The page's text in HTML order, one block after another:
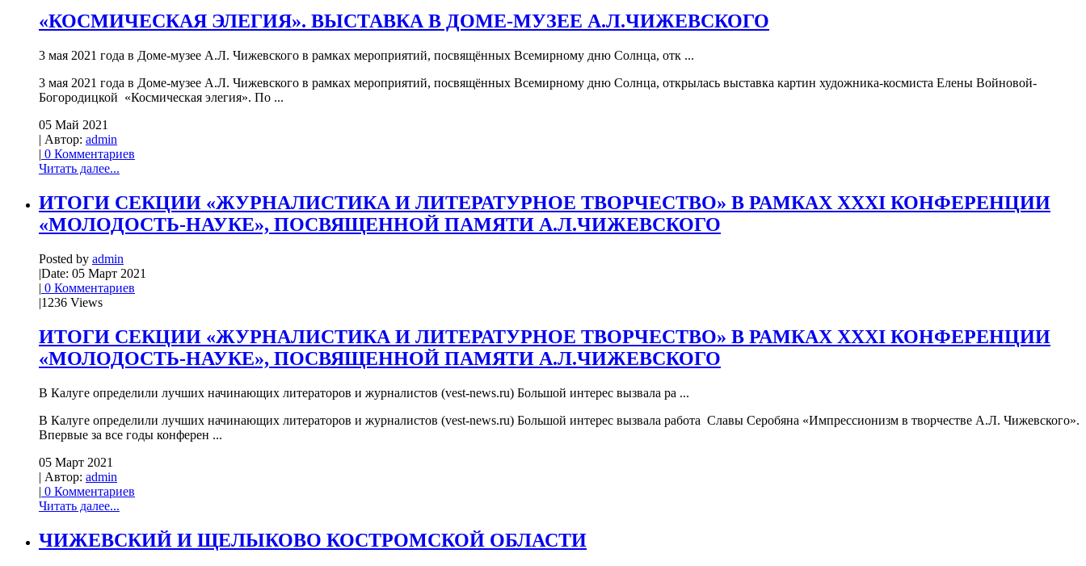
«КОСМИЧЕСКАЯ ЭЛЕГИЯ». ВЫСТАВКА В ДОМЕ-МУЗЕЕ А.Л.ЧИЖЕВСКОГО
3 мая 2021 года в Доме-музее А.Л. Чижевского в рамках мероприятий, посвящённых Всемирному дню Солнца, отк ...
3 мая 2021 года в Доме-музее А.Л. Чижевского в рамках мероприятий, посвящённых Всемирному дню Солнца, открылась выставка картин художника-космиста Елены Войновой-
Богородицкой «Космическая элегия». По ...
05 Май 2021
| Автор: admin
| 0 Комментариев
Читать далее...
ИТОГИ СЕКЦИИ «ЖУРНАЛИСТИКА И ЛИТЕРАТУРНОЕ ТВОРЧЕСТВО» В РАМКАХ ХХХI КОНФЕРЕНЦИИ
«МОЛОДОСТЬ-НАУКЕ», ПОСВЯЩЕННОЙ ПАМЯТИ А.Л.ЧИЖЕВСКОГО
Posted by admin
|Date: 05 Март 2021
| 0 Комментариев
|1236 Views
ИТОГИ СЕКЦИИ «ЖУРНАЛИСТИКА И ЛИТЕРАТУРНОЕ ТВОРЧЕСТВО» В РАМКАХ ХХХI КОНФЕРЕНЦИИ
«МОЛОДОСТЬ-НАУКЕ», ПОСВЯЩЕННОЙ ПАМЯТИ А.Л.ЧИЖЕВСКОГО
В Калуге определили лучших начинающих литераторов и журналистов (vest-news.ru) Большой интерес вызвала ра ...
В Калуге определили лучших начинающих литераторов и журналистов (vest-news.ru) Большой интерес вызвала работа Славы Серобяна «Импрессионизм в творчестве А.Л. Чижевского».
Впервые за все годы конферен ...
05 Март 2021
| Автор: admin
| 0 Комментариев
Читать далее...
ЧИЖЕВСКИЙ И ЩЕЛЫКОВО КОСТРОМСКОЙ ОБЛАСТИ